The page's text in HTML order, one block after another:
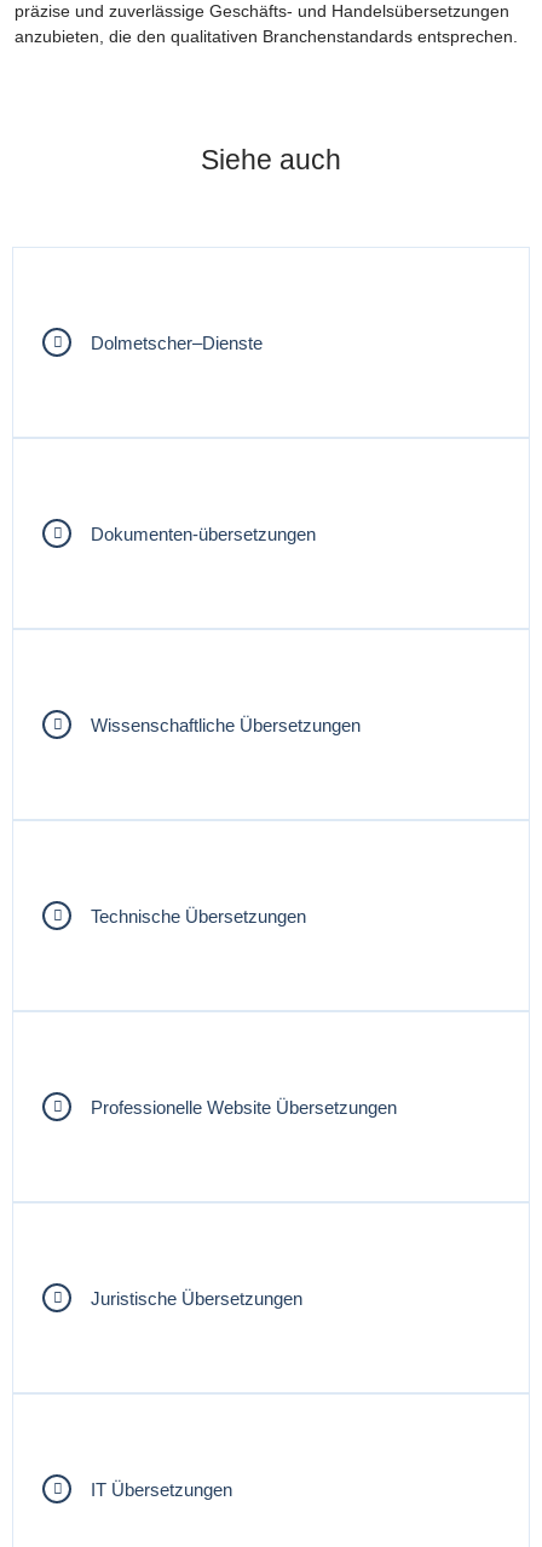
präzise und zuverlässige Geschäfts- und Handelsübersetzungen
anzubieten, die den qualitativen Branchenstandards entsprechen.
Siehe auch
Dolmetscher–Dienste
Dokumenten-übersetzungen
Wissenschaftliche Übersetzungen
Technische Übersetzungen
Professionelle Website Übersetzungen
Juristische Übersetzungen
IT Übersetzungen